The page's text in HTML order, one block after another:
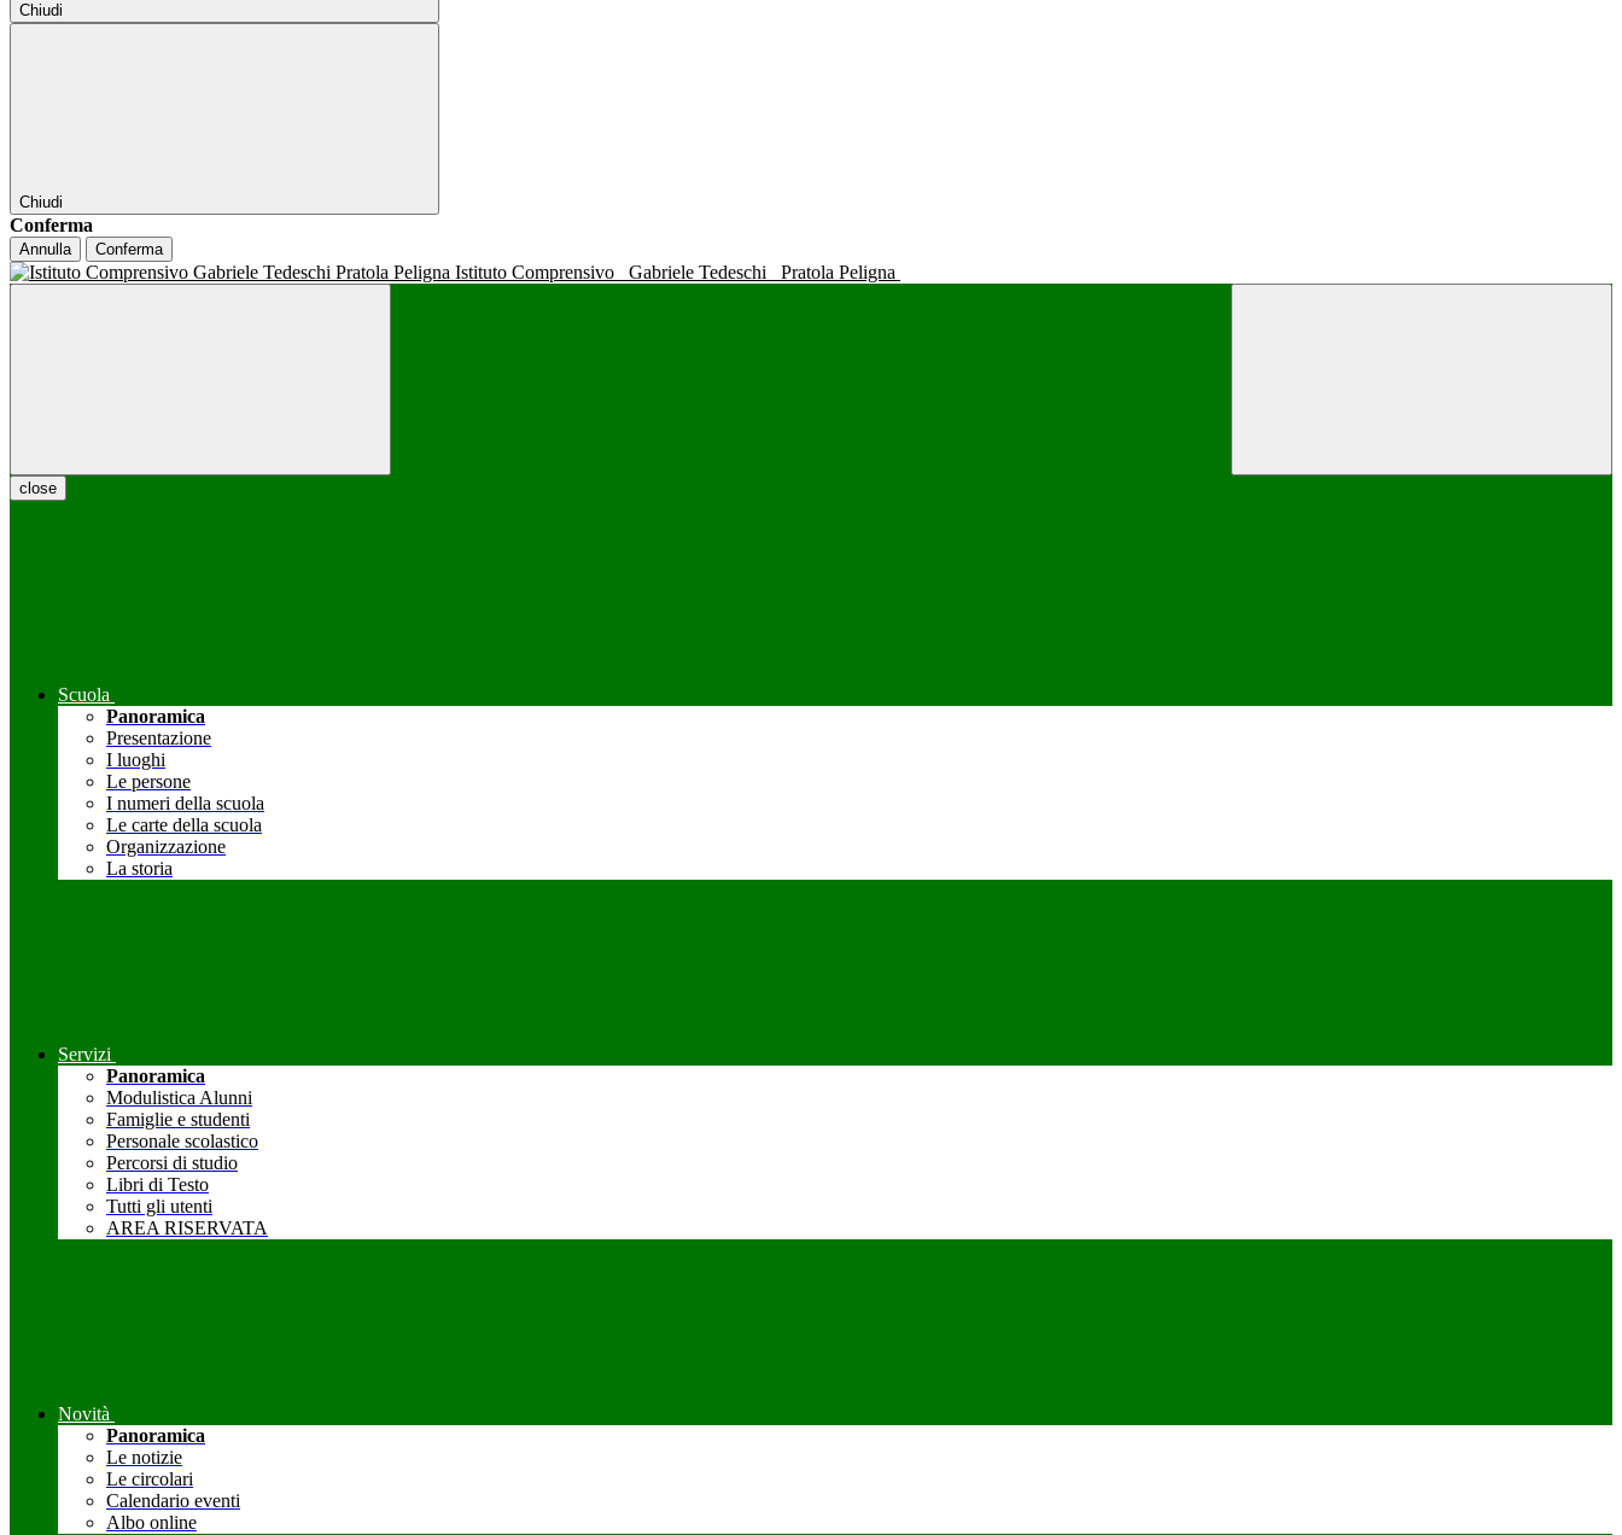
Chiudi
Chiudi
Conferma
Annulla Conferma
Istituto Comprensivo Gabriele Tedeschi Pratola Peligna
close
Scuola
Panoramica
Presentazione
I luoghi
Le persone
I numeri della scuola
Le carte della scuola
Organizzazione
La storia
Servizi
Panoramica
Modulistica Alunni
Famiglie e studenti
Personale scolastico
Percorsi di studio
Libri di Testo
Tutti gli utenti
AREA RISERVATA
Novità
Panoramica
Le notizie
Le circolari
Calendario eventi
Albo online